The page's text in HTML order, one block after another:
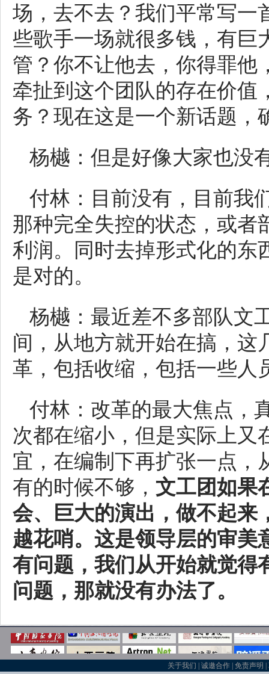
场，去不去？我们平常写一
些歌手一场就很多钱，有巨
管？你不让他去，你得罪他
牵扯到这个团队的存在价值
务？现在这是一个新话题，
杨樾：但是好像大家也没
付林：目前没有，目前我
那种完全失控的状态，或者
利润。同时去掉形式化的东
是对的。
杨樾：最近差不多部队文
间，从地方就开始在搞，这
革，包括收缩，包括一些人
付林：改革的最大焦点，
次都在缩小，但是实际上又
宜，在编制下再扩张一点，
有的时候不够， 文工团如果
会、巨大的演出，做不起来
越花哨。这是领导层的审美
有问题，我们从开始就觉得
问题，那就没有办法了。
关于我们 |诚邀合作 |免责声明 |